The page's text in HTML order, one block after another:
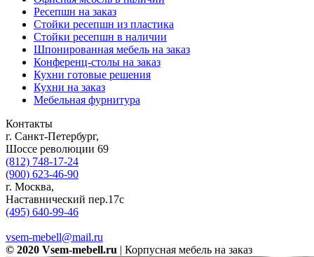
Ресепшн на заказ
Стойки ресепшн из пластика
Стойки ресепшн в наличии
Шпонированная мебель на заказ
Конференц-столы на заказ
Кухни готовые решения
Кухни на заказ
Мебельная фурнитура
Контакты
г. Санкт-Петербург,
Шоссе революции 69
(812) 748-17-24
(900) 623-46-90
г. Москва,
Наставнический пер.17с
(495) 640-99-46
vsem-mebell@mail.ru
© 2020 Vsem-mebell.ru | Корпусная мебель на заказ